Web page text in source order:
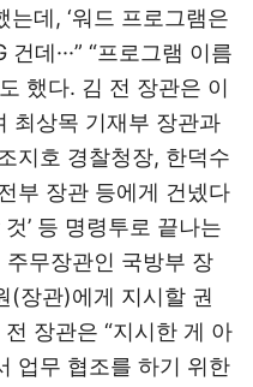
데, ‘워드 프로그램은
데···” “프로그램 이름
했다. 김 전 장관은 이
최상목 기재부 장관과
지호 경찰청장, 한덕수
부 장관 등에게 건넸다
’ 등 명령투로 끝나는
주무장관인 국방부 장
(장관)에게 지시할 권
장관은 “지시한 게 아
업무 협조를 하기 위한